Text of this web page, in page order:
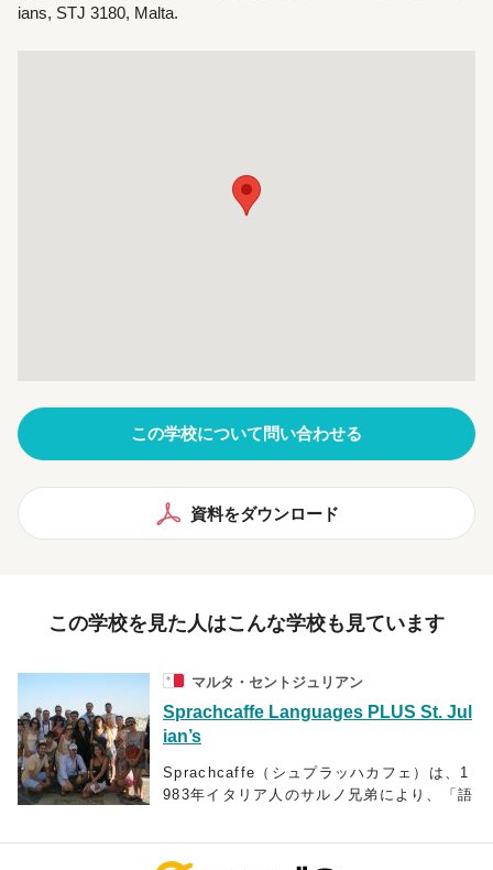
ians, STJ 3180, Malta.
この学校について問い合わせる
資料をダウンロード
この学校を見た人はこんな学校も見ています
マルタ・セントジュリアン
Sprachcaffe Languages PLUS St. Jul
ian’s
Sprachcaffe（シュプラッハカフェ）は、1
983年イタリア人のサルノ兄弟により、「語
できるアットホームなスクールを築きた